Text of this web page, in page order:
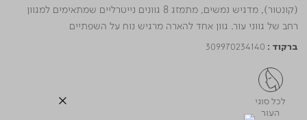
(קונטור), מדגיש נמשים, מתמזג 8 גוונים נייטרליים שמתאימים למגוון
רחב של גווני עור. גוון אחד להארה מרגיש נוח על השפתיים
ברקוד : 309970234140
לכל סוגי
העור